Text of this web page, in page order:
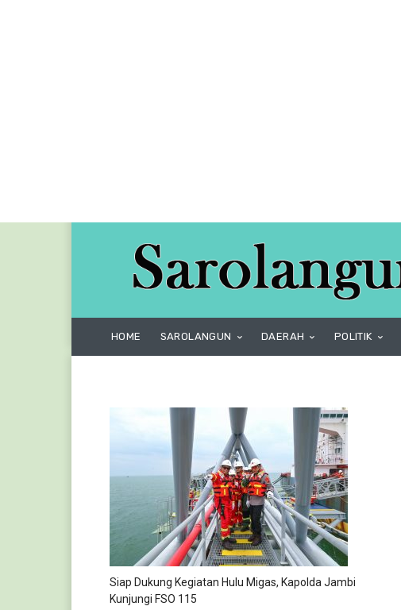
HOME SAROLANGUN DAERAH POLITIK
Siap Dukung Kegiatan Hulu Migas, Kapolda Jambi
Kunjungi FSO 115